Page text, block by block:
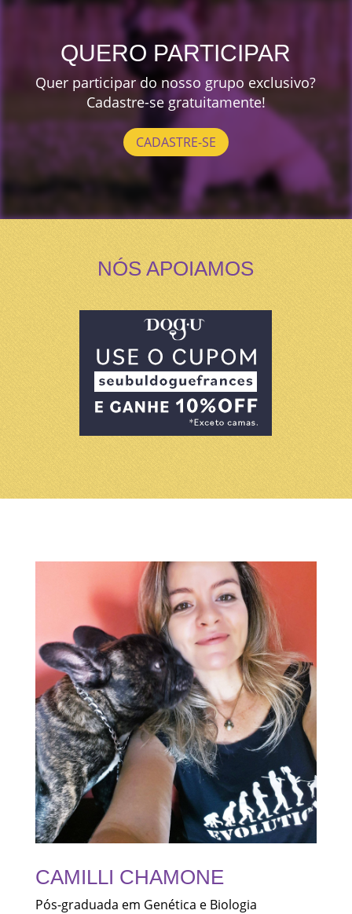
QUERO PARTICIPAR
Quer participar do nosso grupo exclusivo?
Cadastre-se gratuitamente!
CADASTRE-SE
NÓS APOIAMOS
CAMILLI CHAMONE
Pós-graduada em Genética e Biologia